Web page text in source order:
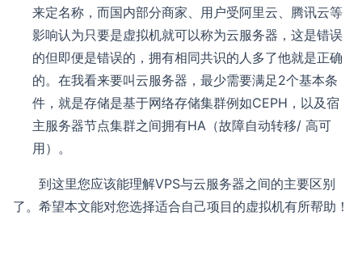
来定名称，而国内部分商家、用户受阿里云、腾讯云等
影响认为只要是虚拟机就可以称为云服务器，这是错误
的但即便是错误的，拥有相同共识的人多了他就是正确
的。在我看来要叫云服务器，最少需要满足2个基本条
件，就是存储是基于网络存储集群例如CEPH，以及宿
主服务器节点集群之间拥有HA（故障自动转移/ 高可
用）。
到这里您应该能理解VPS与云服务器之间的主要区别
了。希望本文能对您选择适合自己项目的虚拟机有所帮助！